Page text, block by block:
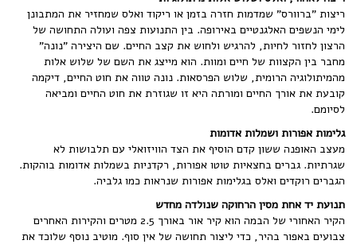
ריצות "ברוורס" שמדמות חזרה בזמן או ריקוד ואלס שמחזיר את המתבונן
לימי הנשפים האלגנטיים באירופה. בין התנועות צפה ועולה התחושה של
הרצון לחזור לחיות, להרגיש ולחוש את קצב החיים. שם היצירה "נונה"
מחבר בין הקצוות של חיים ומוות. הוא מייצג את השם של שלוש אלות
מהמיתולוגיה הרומית, שלוש הפרסאות. נונה טווה את חוט החיים, דיקמה
קובעת את אורך החיים ומורתה היא זו שגוזרת את חוט החיים ומביאה
לסיומם.
גלימות אפורות ושמלות אדומות
מעצב האופנה ששון קדם הוסיף את הצד הוויזואלי עם תלבושות לא
שגרתיות. גברים בחצאיות טוטו אפורות, רקדניות בשמלות אדומות בוהקות.
הגברים רוקדים ואלס בגלימות אפורות שנראות כמו גלביה.
תנועת יד אחת מסין הרחוקה שנולדה מחדש
הקיר האחורי של הבמה הוא קיר אור באורך 2.5 מטרים והקירות האחרים
צבועים באפור בהיר, כדי ליצור תחושה של אין סוף. מוטיב נוסף שלוכד את